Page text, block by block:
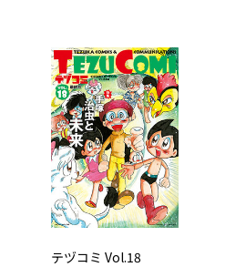
テヅコミ Vol.18